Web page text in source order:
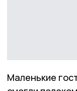
Маленькие